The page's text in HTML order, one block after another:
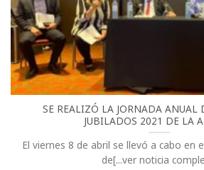
SE REALIZÓ LA JORNADA ANUAL
JUBILADOS 2021 DE LA
El viernes 8 de abril se llevó a cabo en
de[...ver noticia